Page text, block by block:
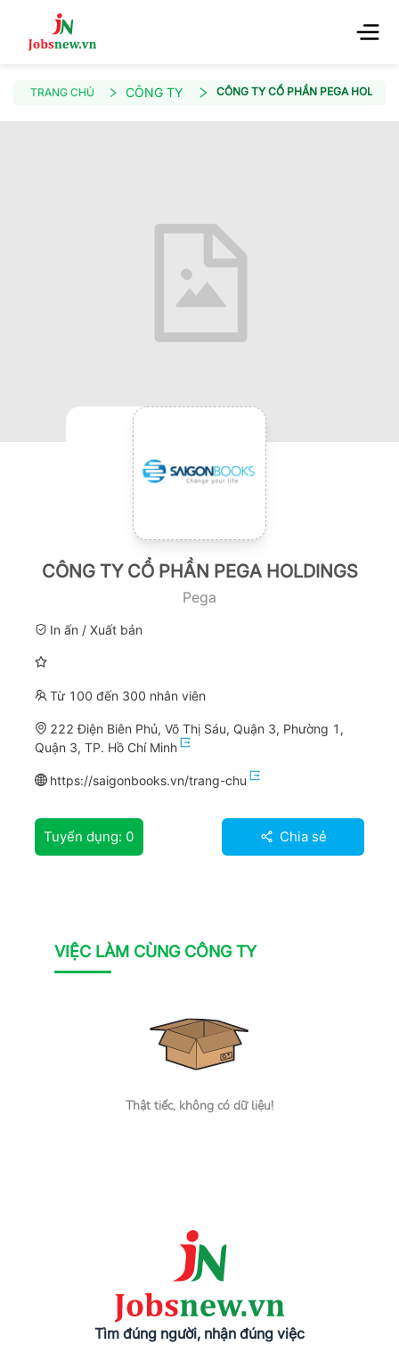
TRANG CHỦ CÔNG TY CÔNG TY CỔ PHẦN PEGA
CÔNG TY CỔ PHẦN PEGA HOLDINGS
Pega
In ấn / Xuất bản
Từ 100 đến 300 nhân viên
222 Điện Biên Phủ, Võ Thị Sáu, Quận 3, Phường 1,
Quận 3, TP. Hồ Chí Minh
https://saigonbooks.vn/trang-chu
Tuyển dụng: 0 Chia sẻ
VIỆC LÀM CÙNG CÔNG TY
Thật tiếc, không có dữ liệu!
Tìm đúng người, nhận đúng việc